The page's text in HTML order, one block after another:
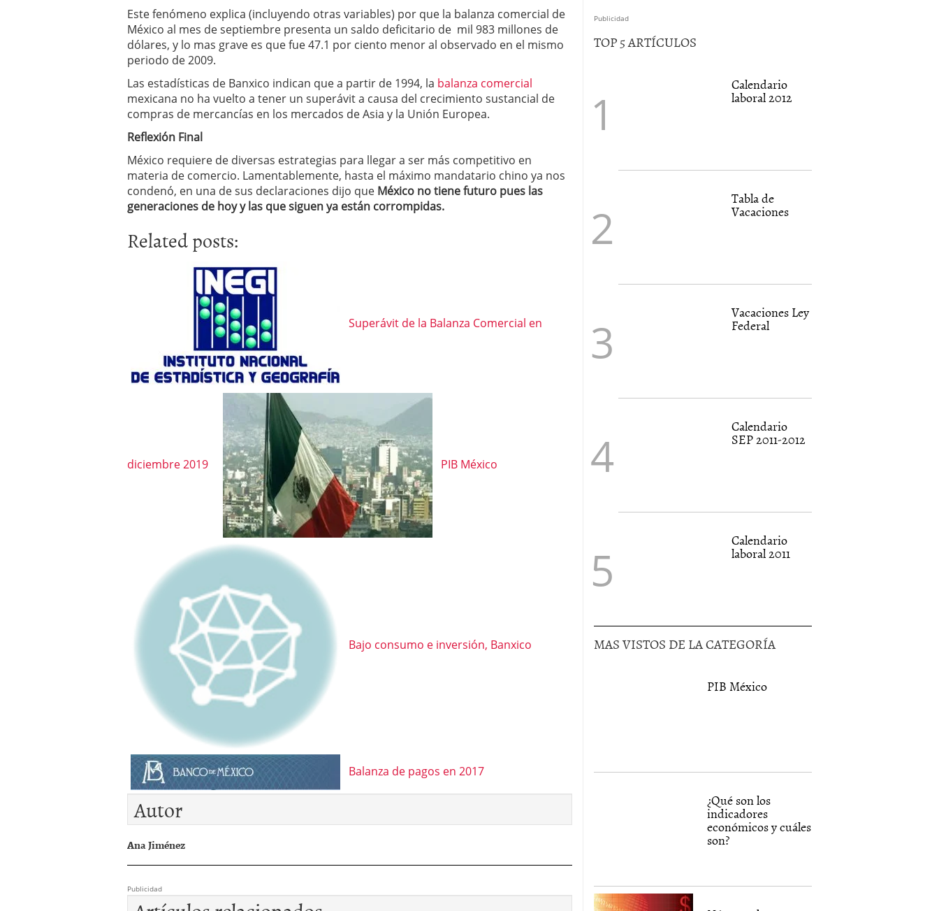
Este fenómeno explica (incluyendo otras variables) por que la balanza comercial de
México al mes de septiembre presenta un saldo deficitario de mil 983 millones de
dólares, y lo mas grave es que fue 47.1 por ciento menor al observado en el mismo
periodo de 2009.
Las estadísticas de Banxico indican que a partir de 1994, la balanza comercial
mexicana no ha vuelto a tener un superávit a causa del crecimiento sustancial de
compras de mercancías en los mercados de Asia y la Unión Europea.
Reflexión Final
México requiere de diversas estrategias para llegar a ser más competitivo en
materia de comercio. Lamentablemente, hasta el máximo mandatario chino ya nos
condenó, en una de sus declaraciones dijo que México no tiene futuro pues las
generaciones de hoy y las que siguen ya están corrompidas.
Related posts:
Superávit de la Balanza Comercial en
diciembre 2019 PIB México
Bajo consumo e inversión, Banxico
Balanza de pagos en 2017
Autor
Ana Jiménez
Publicidad
Publicidad
TOP 5 ARTÍCULOS
Calendario
laboral 2012
Tabla de
Vacaciones
Vacaciones Ley
Federal
Calendario
SEP 2011-2012
Calendario
laboral 2011
MAS VISTOS DE LA CATEGORÍA
PIB México
¿Qué son los
indicadores
económicos y cuáles
son?